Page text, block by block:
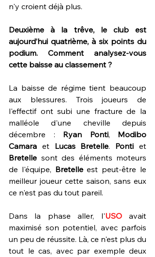
n'y croient déjà plus.
Deuxième à la trêve, le club est
aujourd’hui quatrième, à six points du
podium. Comment analysez-vous
cette baisse au classement ?
La baisse de régime tient beaucoup
aux blessures. Trois joueurs de
l'effectif ont subi une fracture de la
malléole d'une cheville depuis
décembre : Ryan Ponti, Modibo
Camara et Lucas Bretelle. Ponti
Bretelle sont des éléments moteurs
de l'équipe, Bretelle est peut-être le
meilleur joueur cette saison, sans eux
ce n'est pas du tout pareil.
Dans la phase aller, l'USO avait
maximisé son potentiel, avec parfois
un peu de réussite. Là, ce n'est plus du
tout le cas, avec par exemple deux